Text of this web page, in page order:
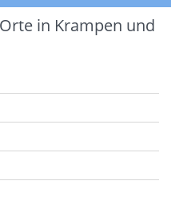
in Krampen und